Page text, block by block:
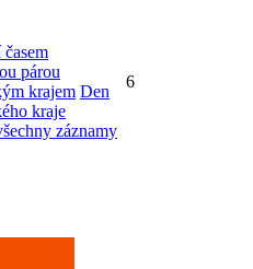
párou
krajem Den
kraje
záznamy
6